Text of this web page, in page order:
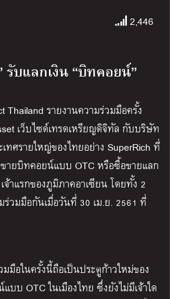
2,446
รับแลกเงิน “บิทคอยน์”
Thailand รายงานความร่วมมือครั้ง
เว็บไซด์เทรดเหรียญดิจิทัล กับบริษัท
ทศรายใหญ่ของไทยอย่าง SuperRich ที่
ายบิทคอยน์แบบ OTC หรือซื้อขายแลก
จ้าแรกของภูมิภาคอาเซียน โดยทั้ง 2
วมมือกันเมื่อวันที่ 30 เม.ย. 2561 ที่
มือในครั้งนี้ถือเป็นประตูก้าวใหม่ของ
บบ OTC ในเมืองไทย ซึ่งยังไม่มีเจ้าใด